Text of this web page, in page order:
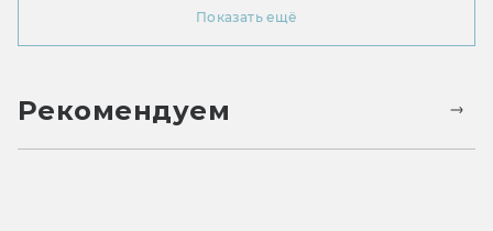
Показать ещё
Рекомендуем